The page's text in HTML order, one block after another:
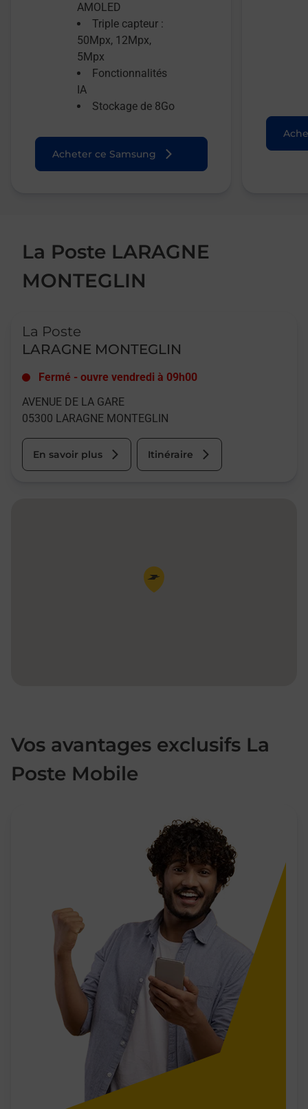
AMOLED
Triple capteur :
50Mpx, 12Mpx,
5Mpx
Fonctionnalités
IA
Stockage de 8Go
Acheter ce Samsung
La Poste LARAGNE
MONTEGLIN
La Poste
LARAGNE MONTEGLIN
Fermé - ouvre vendredi à 09h00
AVENUE DE LA GARE
05300 LARAGNE MONTEGLIN
En savoir plus Itinéraire
Pin de la carte
Vos avantages exclusifs La
Poste Mobile